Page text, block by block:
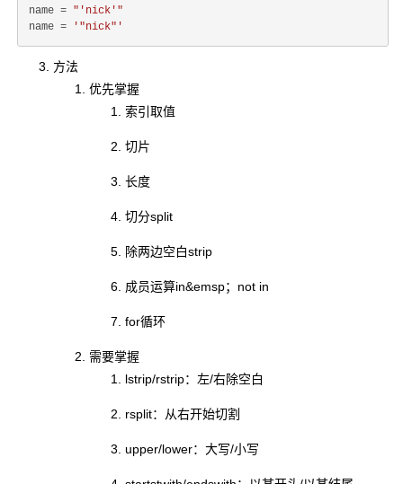
name = "'nick'"
name =
'"nick"'
方法
优先掌握
索引取值
切片
长度
切分split
除两边空白strip
成员运算in&emsp；not in
for循环
需要掌握
lstrip/rstrip：左/右除空白
rsplit：从右开始切割
upper/lower：大写/小写